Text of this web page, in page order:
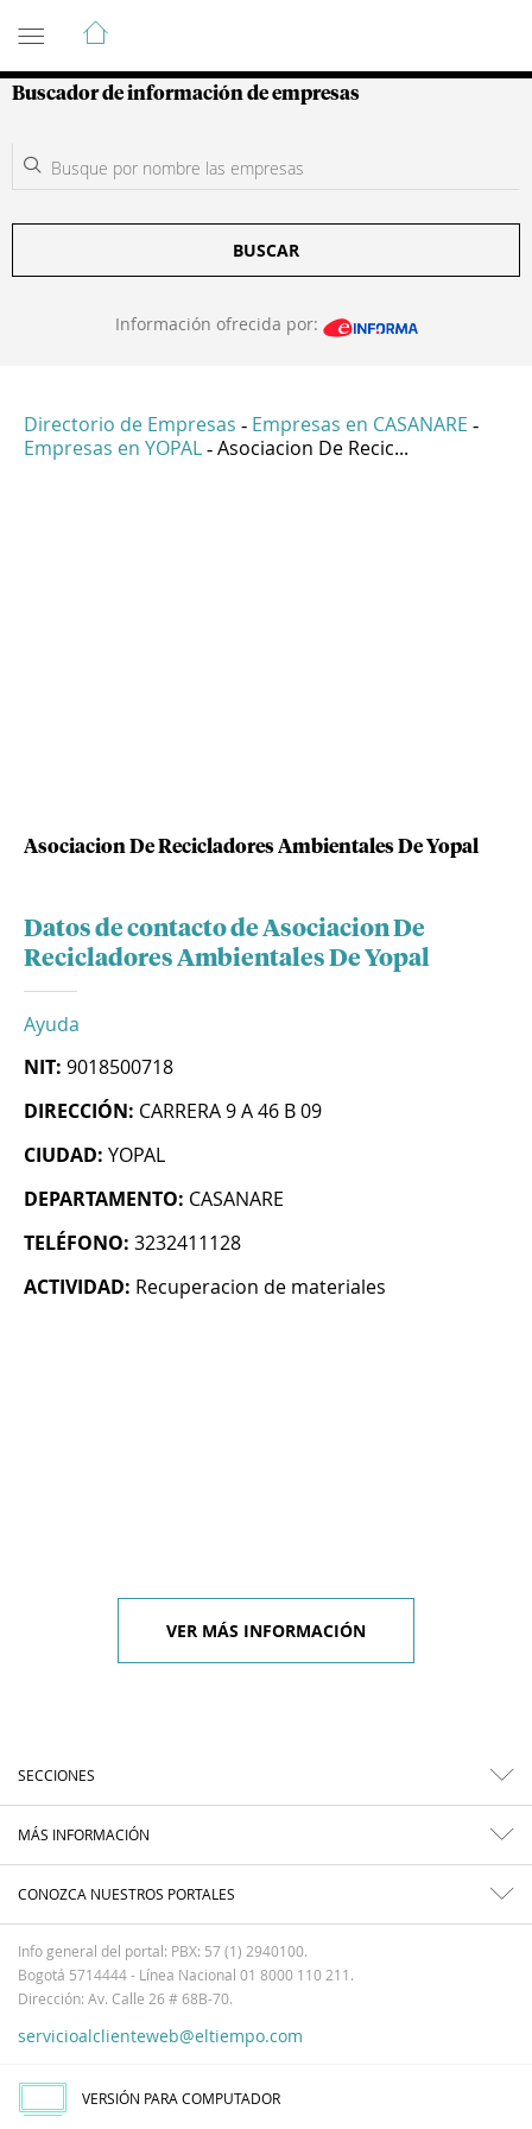
Guía de Empresas Colombianas
Buscador de información de empresas
BUSCAR
Información ofrecida por:
Directorio de Empresas - Empresas en CASANARE -
Empresas en YOPAL - Asociacion De Recic...
Asociacion De Recicladores Ambientales De Yopal
Datos de contacto de Asociacion De
Recicladores Ambientales De Yopal
Ayuda
NIT: 9018500718
DIRECCIÓN: CARRERA 9 A 46 B 09
CIUDAD: YOPAL
DEPARTAMENTO: CASANARE
TELÉFONO: 3232411128
ACTIVIDAD: Recuperacion de materiales
VER MÁS INFORMACIÓN
SECCIONES
MÁS INFORMACIÓN
CONOZCA NUESTROS PORTALES
Info general del portal: PBX: 57 (1) 2940100.
Bogotá 5714444 - Línea Nacional 01 8000 110 211.
Dirección: Av. Calle 26 # 68B-70.
servicioalclienteweb@eltiempo.com
VERSIÓN PARA COMPUTADOR